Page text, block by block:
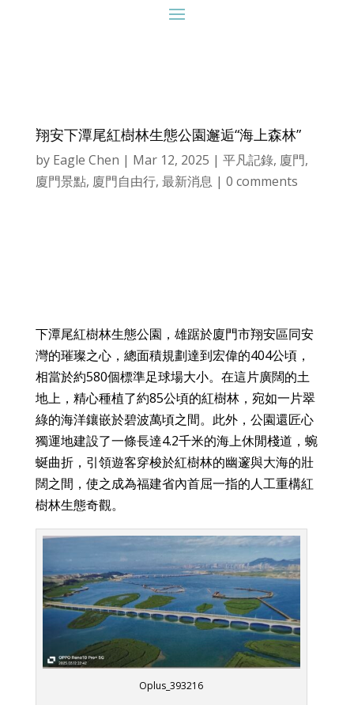
翔安下潭尾紅樹林生態公園邂逅“海上森林”
by Eagle Chen | Mar 12, 2025 | 平凡記錄, 廈門,
廈門景點, 廈門自由行, 最新消息 | 0 comments
下潭尾紅樹林生態公園，雄踞於廈門市翔安區同安
灣的璀璨之心，總面積規劃達到宏偉的404公頃，
相當於約580個標準足球場大小。在這片廣闊的土
地上，精心種植了約85公頃的紅樹林，宛如一片翠
綠的海洋鑲嵌於碧波萬頃之間。此外，公園還匠心
獨運地建設了一條長達4.2千米的海上休閒棧道，蜿
蜒曲折，引領遊客穿梭於紅樹林的幽邃與大海的壯
闊之間，使之成為福建省內首屈一指的人工重構紅
樹林生態奇觀。
Oplus_393216